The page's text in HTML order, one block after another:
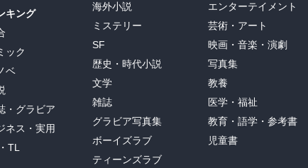
キング
ック
ベ
・グラビア
ネス・実用
TL
海外小説
ミステリー
SF
歴史・時代小説
文学
雑誌
グラビア写真集
ボーイズラブ
ティーンズラブ
エンターテイメント
芸術・アート
映画・音楽・演劇
写真集
教養
医学・福祉
教育・語学・参考書
児童書